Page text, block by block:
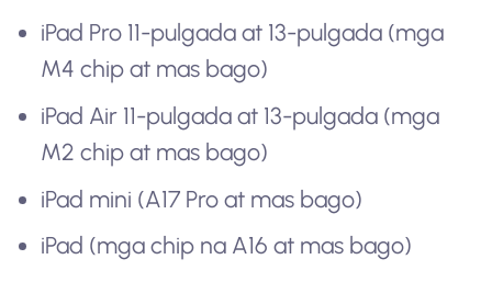
iPad Pro 11-pulgada at 13-pulgada (mga
M4 chip at mas bago)
iPad Air 11-pulgada at 13-pulgada (mga
M2 chip at mas bago)
iPad mini (A17 Pro at mas bago)
iPad (mga chip na A16 at mas bago)